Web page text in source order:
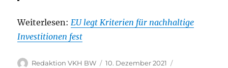
Weiterlesen: EU legt Kriterien für nachhaltige
Investitionen fest
Autor
Redaktion VKH BW
Veröffentlicht
10. Dezember 2021